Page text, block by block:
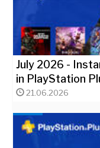
July 2026 -
in PlayStation
21.06.2026